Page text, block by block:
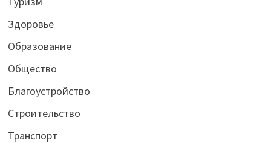
Здоровье
Образование
Общество
Благоустройство
Строительство
Транспорт